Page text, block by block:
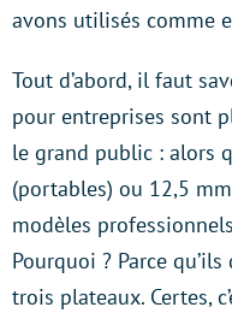
avons utilisés comme
Tout d’abord, il faut
pour entreprises sont
le grand public : alors
(portables) ou 12,5
modèles
Pourquoi ? Parce
trois plateaux. Certes,